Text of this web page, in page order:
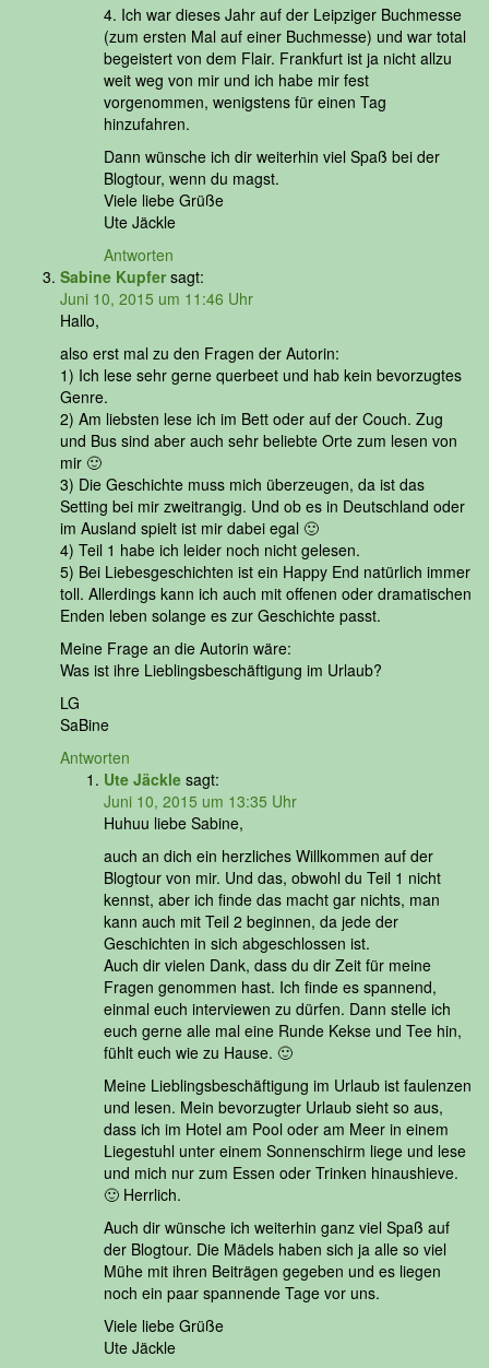
4. Ich war dieses Jahr auf der Leipziger Buchmesse
(zum ersten Mal auf einer Buchmesse) und war total
begeistert von dem Flair. Frankfurt ist ja nicht allzu
weit weg von mir und ich habe mir fest
vorgenommen, wenigstens für einen Tag
hinzufahren.
Dann wünsche ich dir weiterhin viel Spaß bei der
Blogtour, wenn du magst.
Viele liebe Grüße
Ute Jäckle
Antworten
Sabine Kupfer sagt:
Juni 10, 2015 um 11:46 Uhr
Hallo,
also erst mal zu den Fragen der Autorin:
1) Ich lese sehr gerne querbeet und hab kein bevorzugtes
Genre.
2) Am liebsten lese ich im Bett oder auf der Couch. Zug
und Bus sind aber auch sehr beliebte Orte zum lesen von
mir 🙂
3) Die Geschichte muss mich überzeugen, da ist das
Setting bei mir zweitrangig. Und ob es in Deutschland oder
im Ausland spielt ist mir dabei egal 🙂
4) Teil 1 habe ich leider noch nicht gelesen.
5) Bei Liebesgeschichten ist ein Happy End natürlich immer
toll. Allerdings kann ich auch mit offenen oder dramatischen
Enden leben solange es zur Geschichte passt.
Meine Frage an die Autorin wäre:
Was ist ihre Lieblingsbeschäftigung im Urlaub?
LG
SaBine
Antworten
Ute Jäckle sagt:
Juni 10, 2015 um 13:35 Uhr
Huhuu liebe Sabine,
auch an dich ein herzliches Willkommen auf der
Blogtour von mir. Und das, obwohl du Teil 1 nicht
kennst, aber ich finde das macht gar nichts, man
kann auch mit Teil 2 beginnen, da jede der
Geschichten in sich abgeschlossen ist.
Auch dir vielen Dank, dass du dir Zeit für meine
Fragen genommen hast. Ich finde es spannend,
einmal euch interviewen zu dürfen. Dann stelle ich
euch gerne alle mal eine Runde Kekse und Tee hin,
fühlt euch wie zu Hause. 🙂
Meine Lieblingsbeschäftigung im Urlaub ist faulenzen
und lesen. Mein bevorzugter Urlaub sieht so aus,
dass ich im Hotel am Pool oder am Meer in einem
Liegestuhl unter einem Sonnenschirm liege und lese
und mich nur zum Essen oder Trinken hinaushieve.
🙂 Herrlich.
Auch dir wünsche ich weiterhin ganz viel Spaß auf
der Blogtour. Die Mädels haben sich ja alle so viel
Mühe mit ihren Beiträgen gegeben und es liegen
noch ein paar spannende Tage vor uns.
Viele liebe Grüße
Ute Jäckle